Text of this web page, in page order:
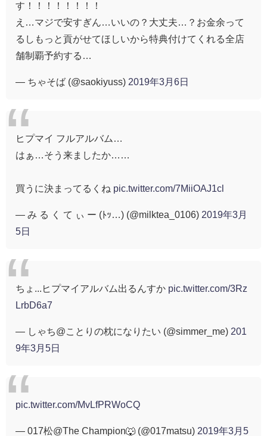
す！！！！！！！！
え…マジで安すぎん…いいの？大丈夫…？お金余って
るしもっと貢がせてほしいから特典付けてくれる全店
舗制覇予約する…
— ちゃそば (@saokiyuss) 2019年3月6日
ヒプマイ フルアルバム…
はぁ…そう来ましたか……
買うに決まってるくね pic.twitter.com/7MiiOAJ1cl
— み る く て ぃ ー (ﾄｯ…) (@milktea_0106) 2019年3月
5日
ちょ...ヒプマイアルバム出るんすか pic.twitter.com/3Rz
LrbD6a7
— しゃち@ことりの枕になりたい (@simmer_me) 201
9年3月5日
pic.twitter.com/MvLfPRWoCQ
— 017松@The Champion🐺 (@017matsu) 2019年3月5